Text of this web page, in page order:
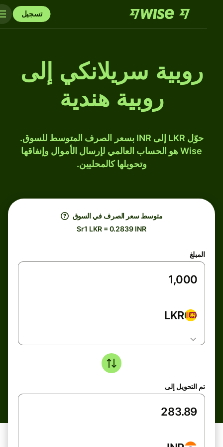
تسجيل
روبية سريلانكي إلى
روبية هندية
حوّل LKR إلى INR بسعر الصرف المتوسط للسوق.
Wise هو الحساب العالمي لإرسال الأموال وإنفاقها
وتحويلها كالمحليين.
متوسط ​​سعر الصرف في السوق
Sr1 LKR = 0.2839 INR
المبلغ
LKR
تم التحويل إلى